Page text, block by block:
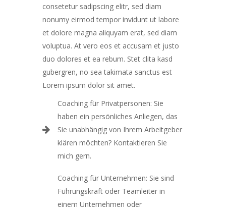
consetetur sadipscing elitr, sed diam
nonumy eirmod tempor invidunt ut labore
et dolore magna aliquyam erat, sed diam
voluptua. At vero eos et accusam et justo
duo dolores et ea rebum. Stet clita kasd
gubergren, no sea takimata sanctus est
Lorem ipsum dolor sit amet.
Coaching für Privatpersonen: Sie
haben ein persönliches Anliegen, das
Sie unabhängig von Ihrem Arbeitgeber
klären möchten? Kontaktieren Sie
mich gern.
Coaching für Unternehmen: Sie sind
Führungskraft oder Teamleiter in
einem Unternehmen oder